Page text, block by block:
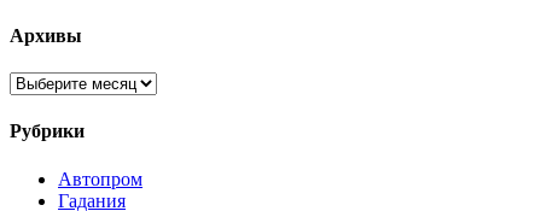
Архивы
Архивы
Рубрики
Автопром
Гадания